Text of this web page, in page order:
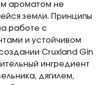
ароматом не
земли. Принципы
работе с
и устойчивом
Cruxland Gin
ингредиент
дягилем,